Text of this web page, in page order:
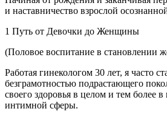
и наставничество взрослой
1 Путь от Девочки до Женщины
(Половое воспитание в становлении
Работая гинекологом 30 лет, я часто
безграмотностью подрастающего
своего здоровья в целом и тем более
интимной сферы.